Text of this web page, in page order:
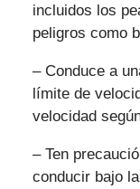
incluidos los
peligros como
– Conduce a
límite de
velocidad
– Ten
conducir bajo